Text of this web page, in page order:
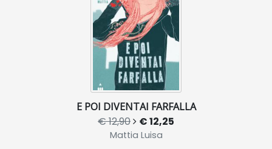
E POI DIVENTAI FARFALLA
€ 12,90 € 12,25
Mattia Luisa